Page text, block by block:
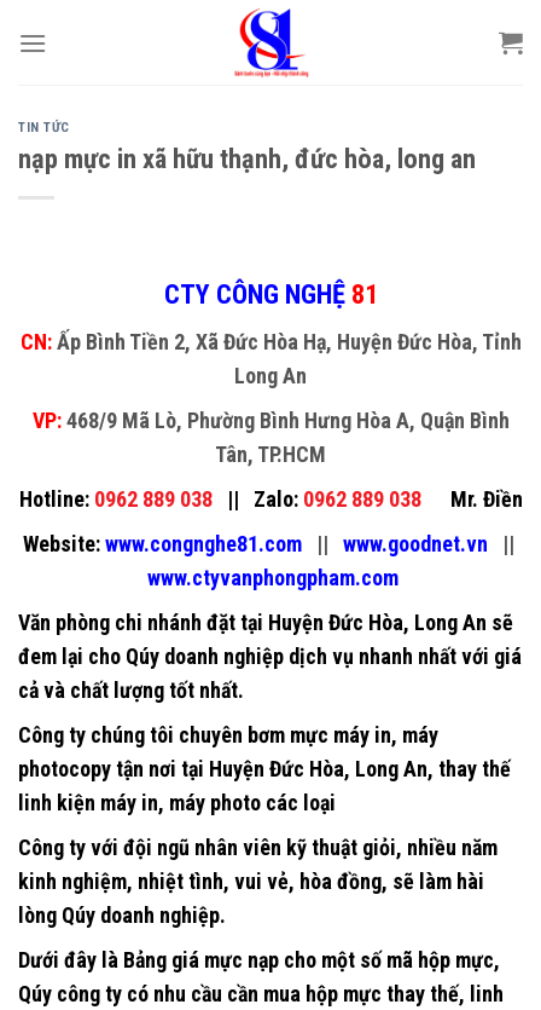
TIN TỨC
nạp mực in xã hữu thạnh, đức hòa, long an
CTY CÔNG NGHỆ 81
CN:Ấp Bình Tiền 2, Xã Đức Hòa Hạ, Huyện Đức Hòa, Tỉnh
Long An
VP:468/9 Mã Lò, Phường Bình Hưng Hòa A, Quận Bình
Tân, TP.HCM
Hotline:0962 889 038 || Zalo:0962 889 038 Mr. Điền
Website: www.congnghe81.com|| www.goodnet.vn ||
www.ctyvanphongpham.com
Văn phòng chi nhánh đặt tại Huyện Đức Hòa, Long An sẽ
đem lại cho Qúy doanh nghiệp dịch vụ nhanh nhất với giá
cả và chất lượng tốt nhất.
Công ty chúng tôi chuyên bơm mực máy in, máy
photocopytận nơi tại Huyện Đức Hòa, Long An, thay thế
linh kiện máy in, máy photo các loại
Công ty với đội ngũ nhân viên kỹ thuật giỏi, nhiều năm
kinh nghiệm, nhiệt tình, vui vẻ, hòa đồng, sẽ làm hài
lòng Qúy doanh nghiệp.
Dưới đây là Bảng giá mực nạp cho một số mã hộp mực,
Qúy công ty có nhu cầu cần mua hộp mực thay thế, linh